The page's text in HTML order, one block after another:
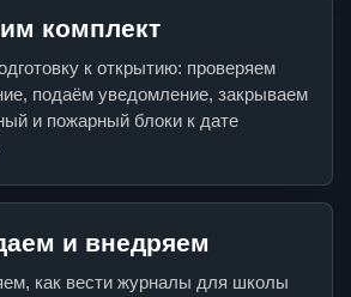
комплект
к открытию: проверяем
подаём уведомление, закрываем
и пожарный блоки к дате
и внедряем
как вести журналы для школы